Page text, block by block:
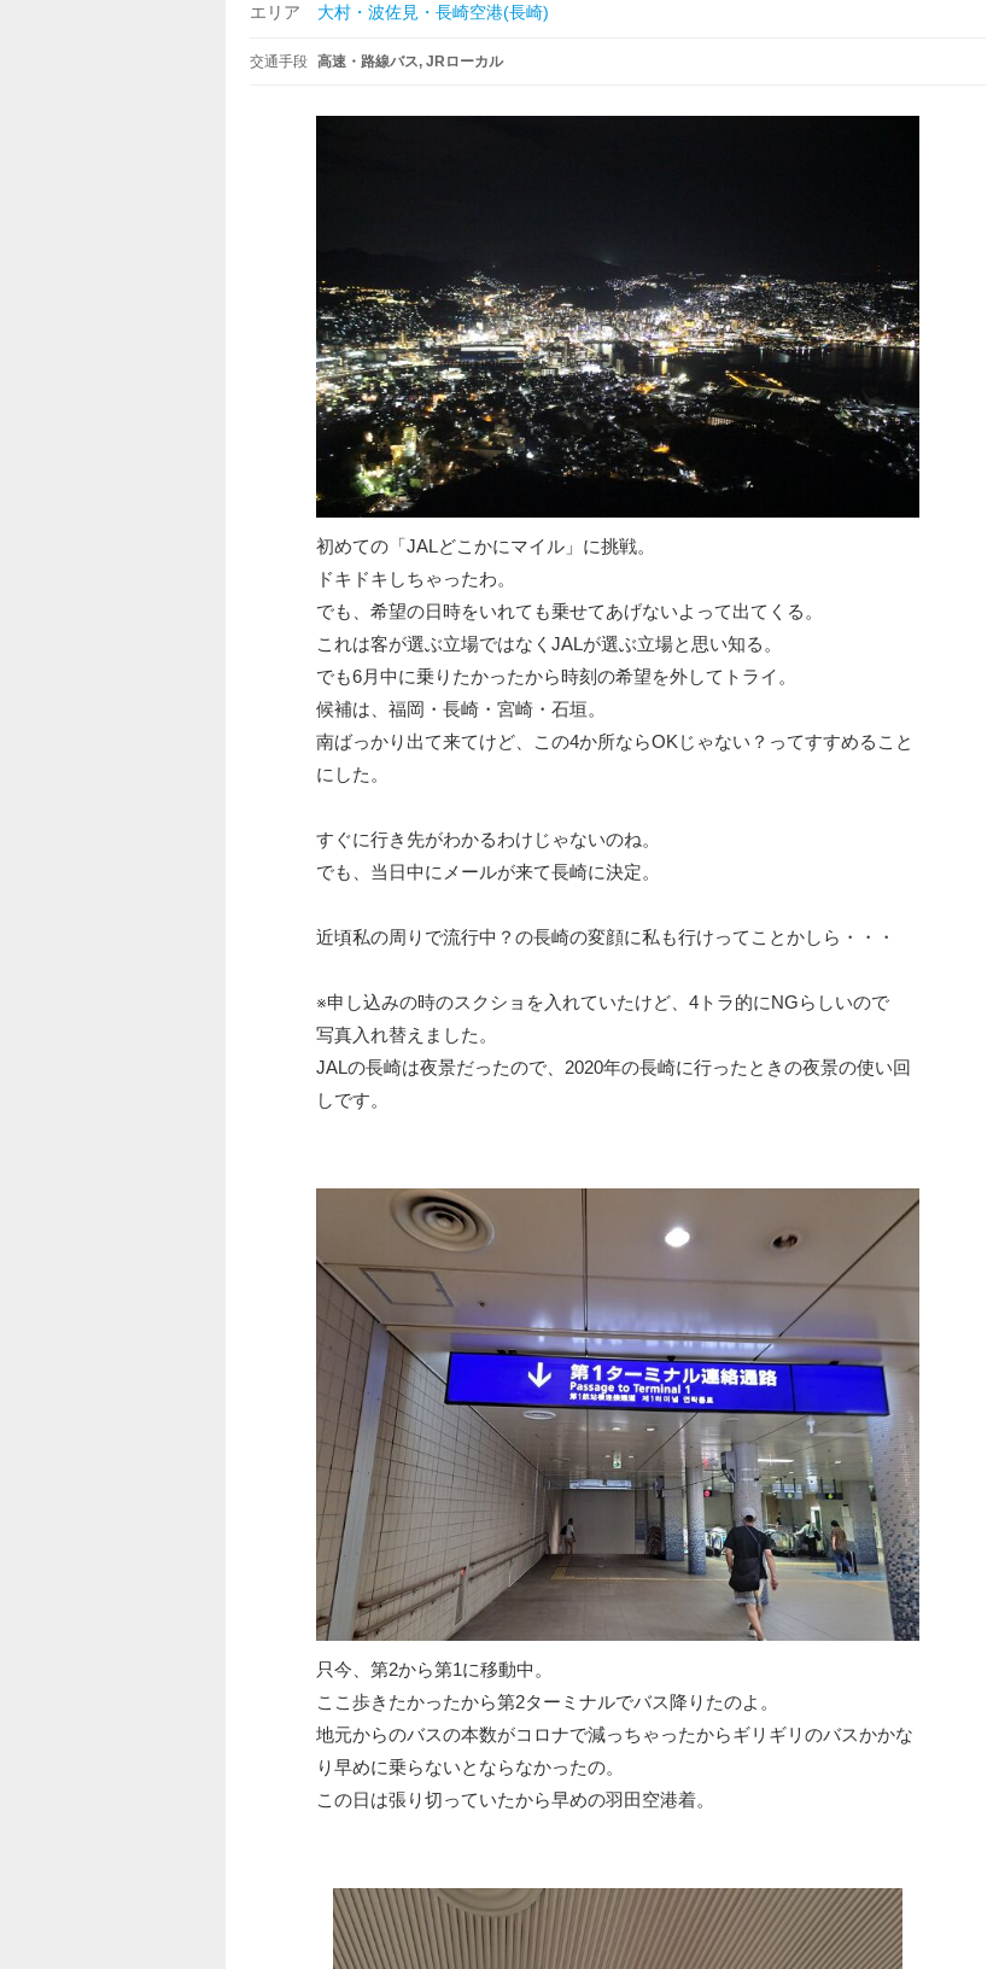
エリア 大村・波佐見・長崎空港(長崎)
交通手段 高速・路線バス JRローカル
初めての「JALどこかにマイル」に挑戦。
ドキドキしちゃったわ。
でも、希望の日時をいれても乗せてあげないよって出てくる。
これは客が選ぶ立場ではなくJALが選ぶ立場と思い知る。
でも6月中に乗りたかったから時刻の希望を外してトライ。
候補は、福岡・長崎・宮崎・石垣。
南ばっかり出て来てけど、この4か所ならOKじゃない？ってすすめること
にした。
すぐに行き先がわかるわけじゃないのね。
でも、当日中にメールが来て長崎に決定。
近頃私の周りで流行中？の長崎の変顔に私も行けってことかしら・・・
※申し込みの時のスクショを入れていたけど、4トラ的にNGらしいので
写真入れ替えました。
JALの長崎は夜景だったので、2020年の長崎に行ったときの夜景の使い回
しです。
只今、第2から第1に移動中。
ここ歩きたかったから第2ターミナルでバス降りたのよ。
地元からのバスの本数がコロナで減っちゃったからギリギリのバスかかな
り早めに乗らないとならなかったの。
この日は張り切っていたから早めの羽田空港着。